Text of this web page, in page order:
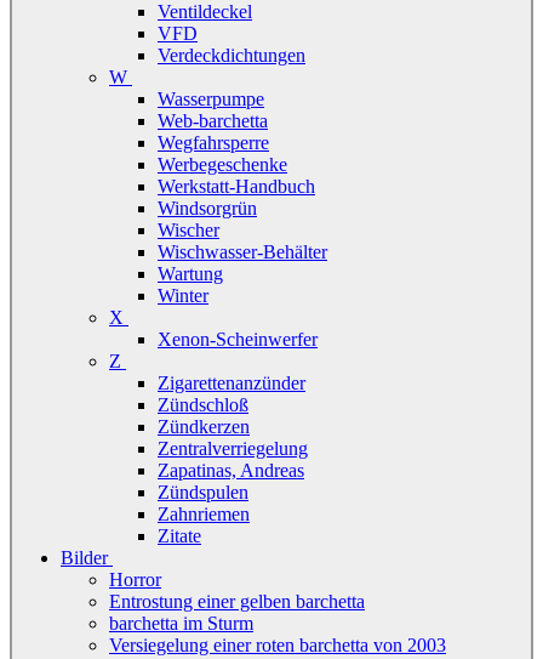
Ventildeckel
VFD
Verdeckdichtungen
W
Wasserpumpe
Web-barchetta
Wegfahrsperre
Werbegeschenke
Werkstatt-Handbuch
Windsorgrün
Wischer
Wischwasser-Behälter
Wartung
Winter
X
Xenon-Scheinwerfer
Z
Zigarettenanzünder
Zündschloß
Zündkerzen
Zentralverriegelung
Zapatinas, Andreas
Zündspulen
Zahnriemen
Zitate
Bilder
Horror
Entrostung einer gelben barchetta
barchetta im Sturm
Versiegelung einer roten barchetta von 2003